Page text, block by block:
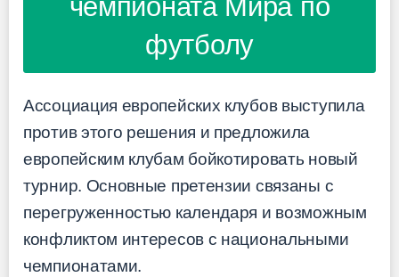
чемпионата Мира по
футболу
Ассоциация европейских клубов выступила
против этого решения и предложила
европейским клубам бойкотировать новый
турнир. Основные претензии связаны с
перегруженностью календаря и возможным
конфликтом интересов с национальными
чемпионатами.